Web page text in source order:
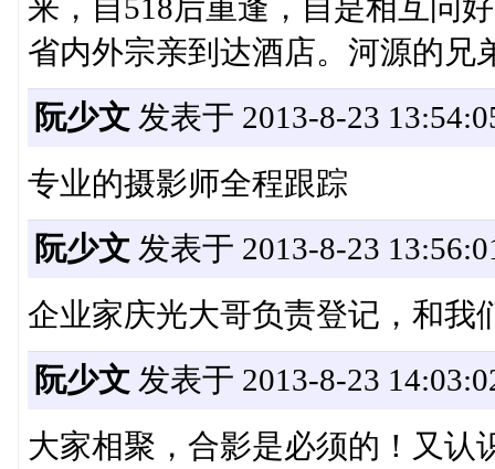
来，自518后重逢，自是相互问
省内外宗亲到达酒店。河源的兄
阮少文 发表于 2013-8-23
专业的摄影师全程跟踪
阮少文 发表于 2013-8-23
企业家庆光大哥负责登记，和我
阮少文 发表于 2013-8-23
大家相聚，合影是必须的！又认